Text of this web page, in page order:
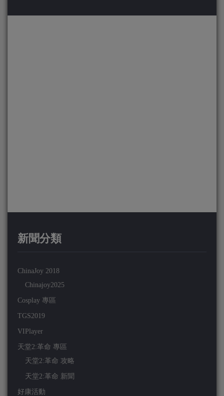
新聞分類
ChinaJoy 2018
Chinajoy2025
Cosplay 專區
TGS2019
VIPlayer
天堂2:革命 專區
天堂2:革命 攻略
天堂2:革命 新聞
好康活動